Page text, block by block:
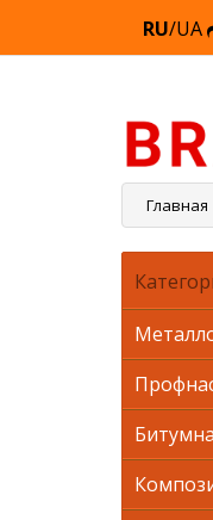
RU/UA
Главная